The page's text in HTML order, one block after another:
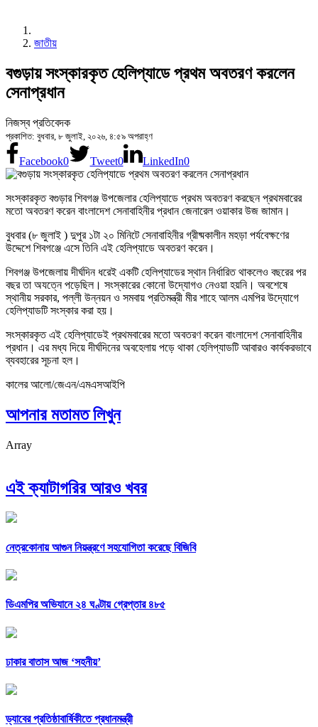
জাতীয়
বগুড়ায় সংস্কারকৃত হেলিপ্যাডে প্রথম অবতরণ করলেন
সেনাপ্রধান
নিজস্ব প্রতিবেদক
প্রকাশিত: বুধবার, ৮ জুলাই, ২০২৬, ৪:৫৯ অপরাহ্ণ
Facebook0 Tweet0 LinkedIn0
সংস্কারকৃত বগুড়ার শিবগঞ্জ উপজেলার হেলিপ্যাডে প্রথম অবতরণ করছেন প্রথমবারের
মতো অবতরণ করেন বাংলাদেশ সেনাবাহিনীর প্রধান জেনারেল ওয়াকার উজ জামান।
বুধবার (৮ জুলাই ) দুপুর ১টা ২০ মিনিটে সেনাবাহিনীর গ্রীষ্মকালীন মহড়া পর্যবেক্ষণের
উদ্দেশে শিবগঞ্জে এসে তিনি এই হেলিপ্যাডে অবতরণ করেন।
শিবগঞ্জ উপজেলায় দীর্ঘদিন ধরেই একটি হেলিপ্যাডের স্থান নির্ধারিত থাকলেও বছরের পর
বছর তা অযত্নে পড়েছিল। সংস্কারের কোনো উদ্যোগও নেওয়া হয়নি। অবশেষে
স্থানীয় সরকার, পল্লী উন্নয়ন ও সমবায় প্রতিমন্ত্রী মীর শাহে আলম এমপির উদ্যোগে
হেলিপ্যাডটি সংস্কার করা হয়।
সংস্কারকৃত এই হেলিপ্যাডেই প্রথমবারের মতো অবতরণ করেন বাংলাদেশ সেনাবাহিনীর
প্রধান। এর মধ্য দিয়ে দীর্ঘদিনের অবহেলায় পড়ে থাকা হেলিপ্যাডটি আবারও কার্যকরভাবে
ব্যবহারের সূচনা হল।
কালের আলো/জেএন/এমএসআইপি
আপনার মতামত লিখুন
Array
এই ক্যাটাগরির আরও খবর
নেত্রকোনায় আগুন নিয়ন্ত্রণে সহযোগিতা করেছে বিজিবি
ডিএমপির অভিযানে ২৪ ঘণ্টায় গ্রেপ্তার ৪৮৫
ঢাকার বাতাস আজ ‘সহনীয়’
ড্যাবের প্রতিষ্ঠাবার্ষিকীতে প্রধানমন্ত্রী